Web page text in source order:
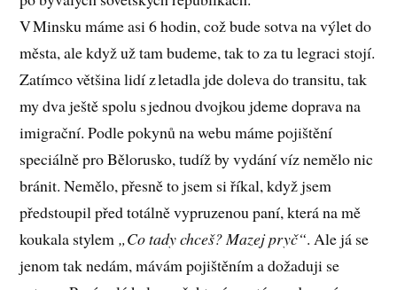
V Minsku máme asi 6 hodin, což bude sotva na výlet do
města, ale když už tam budeme, tak to za tu legraci stojí.
Zatímco většina lidí z letadla jde doleva do transitu, tak
my dva ještě spolu s jednou dvojkou jdeme doprava na
imigrační. Podle pokynů na webu máme pojištění
speciálně pro Bělorusko, tudíž by vydání víz nemělo nic
bránit. Nemělo, přesně to jsem si říkal, když jsem
předstoupil před totálně vypruzenou paní, která na mě
koukala stylem „Co tady chceš? Mazej pryč“. Ale já se
jenom tak nedám, mávám pojištěním a dožaduji se